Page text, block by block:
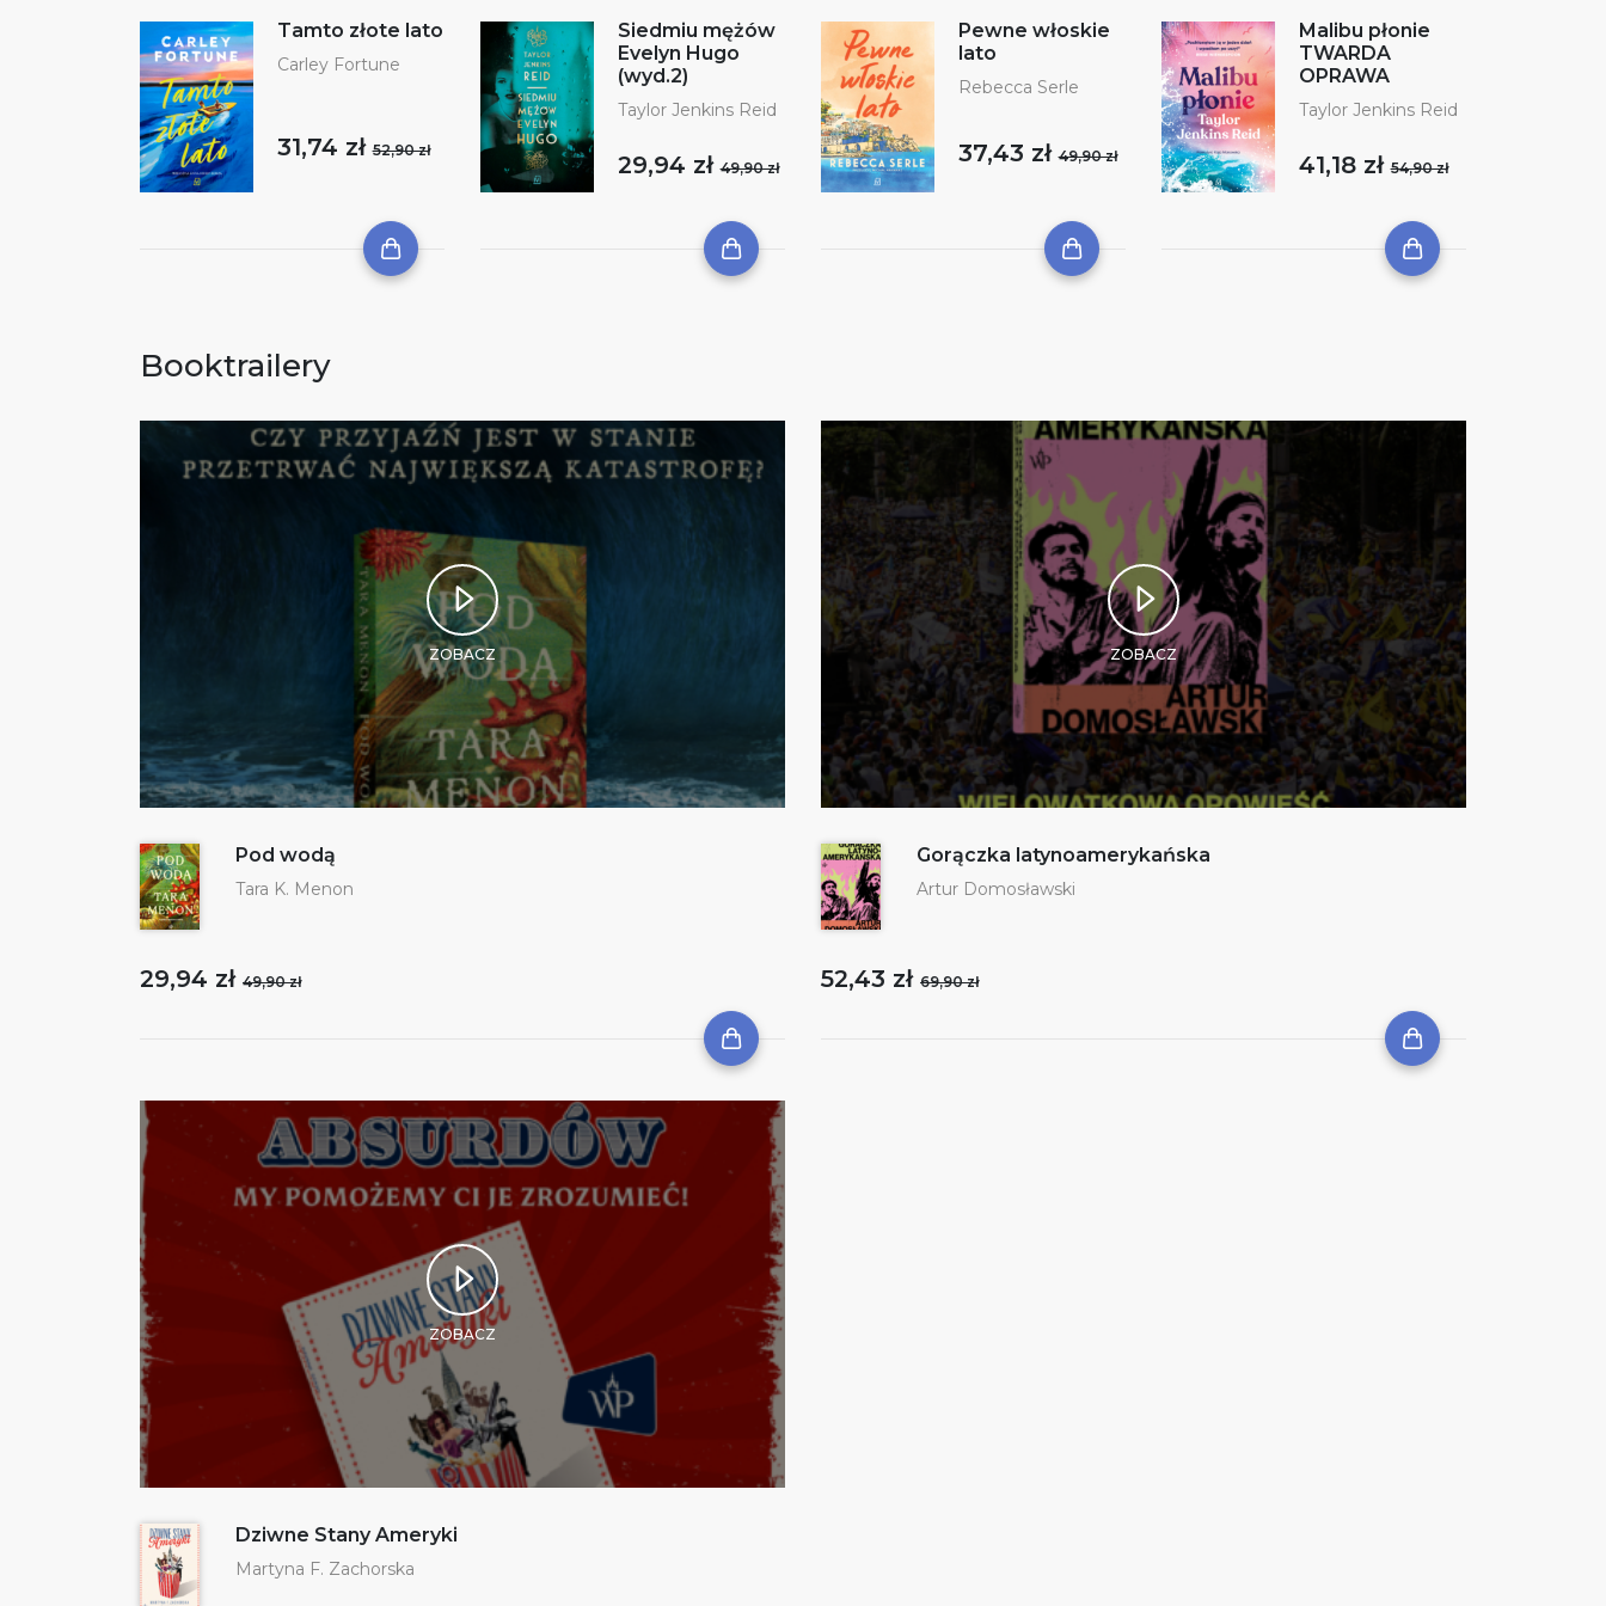
Tamto złote lato
Carley Fortune
31,74 zł52,90 zł
Siedmiu mężów
Evelyn Hugo
(wyd.2)
Taylor Jenkins Reid
29,94 zł49,90 zł
Pewne włoskie
lato
Rebecca Serle
37,43 zł49,90 zł
Malibu płonie
TWARDA
OPRAWA
Taylor Jenkins Reid
41,18 zł54,90 zł
Booktrailery
ZOBACZ
Pod wodą
Tara K. Menon
29,94 zł 49,90 zł
ZOBACZ
Gorączka latynoamerykańska
Artur Domosławski
52,43 zł 69,90 zł
ZOBACZ
Dziwne Stany Ameryki
Martyna F. Zachorska